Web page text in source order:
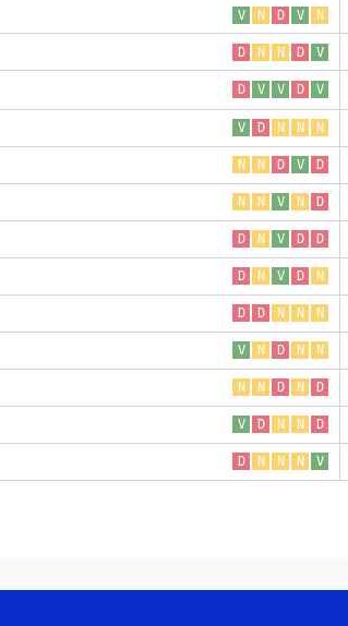
V N D V N
D N N D V
D V V D V
V D N N N
N N D V D
N N V N D
D N V D D
D N V D N
D D N N N
V N D N N
N N D N D
V D N N D
D N N N V